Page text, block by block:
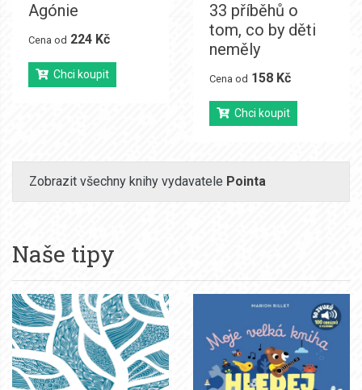
Agónie
Cena od 224 Kč
Chci koupit
33 příběhů o
tom, co by děti
neměly
Cena od 158 Kč
Chci koupit
Zobrazit všechny knihy vydavatele Pointa
Naše tipy